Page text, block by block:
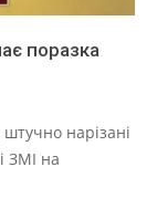
поразка
нарізані
ЗМІ на